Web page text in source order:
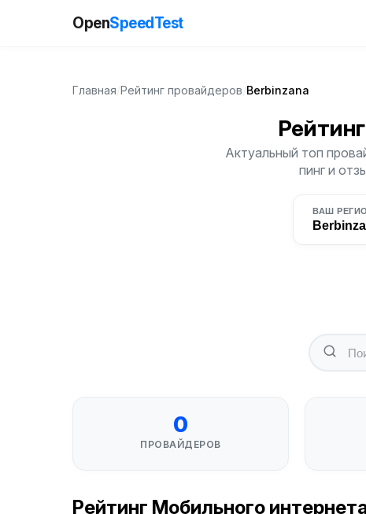
OpenSpeedTest
Главная Рейтинг провайдеров Berbinzana
Актуальный топ
пинг и
ВАШ
0
ПРОВАЙДЕРОВ
Рейтинг Мобильного